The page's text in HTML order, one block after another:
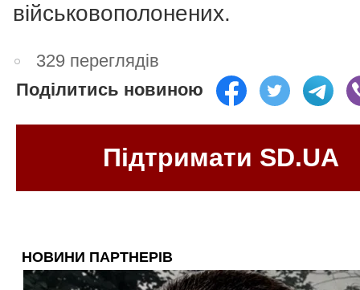
військовополонених.
329 переглядів
Поділитись новиною
Підтримати SD.UA